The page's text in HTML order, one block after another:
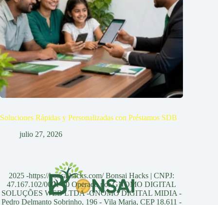
Soluciones Rápidas y Personalizadas con Préstamos SDB
julio 27, 2026
2025 -https://bonsaihacks.com/ Bonsai Hacks | CNPJ:
47.167.102/0001-60 Operado por GNOMO DIGITAL
SOLUÇÕES WEB LTDA -GNOMO DIGITAL MIDIA -
Pedro Delmanto Sobrinho, 196 - Vila Maria, CEP 18.611 -